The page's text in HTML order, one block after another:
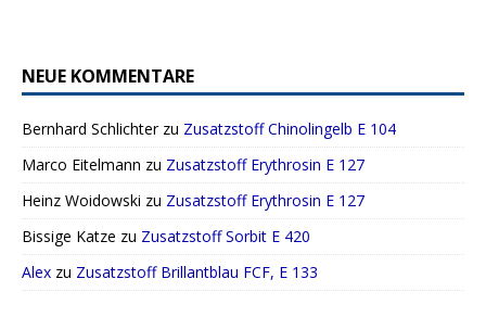
NEUE KOMMENTARE
Bernhard Schlichterzu Zusatzstoff Chinolingelb E 104
Marco Eitelmann zu Zusatzstoff Erythrosin E 127
Heinz Woidowski zu Zusatzstoff Erythrosin E 127
Bissige Katze zu Zusatzstoff Sorbit E 420
Alex zu Zusatzstoff Brillantblau FCF, E 133